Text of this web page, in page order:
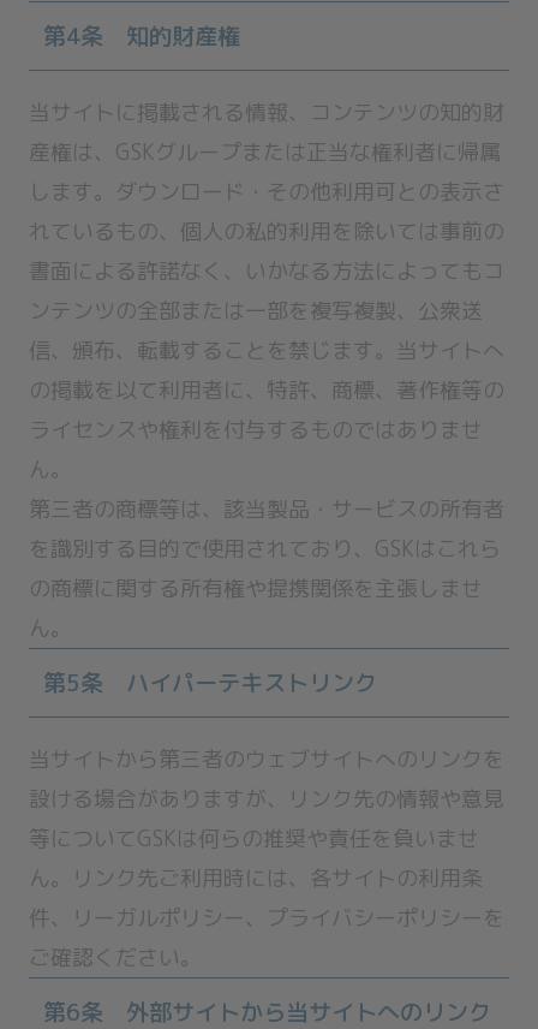
第4条 知的財産権
当サイトに掲載される情報、コンテンツの知的財
産権は、GSKグループまたは正当な権利者に帰属
します。ダウンロード・その他利用可との表示さ
れているもの、個人の私的利用を除いては事前の
書面による許諾なく、いかなる方法によってもコ
ンテンツの全部または一部を複写複製、公衆送
信、頒布、転載することを禁じます。当サイトへ
の掲載を以て利用者に、特許、商標、著作権等の
ライセンスや権利を付与するものではありませ
ん。
第三者の商標等は、該当製品・サービスの所有者
を識別する目的で使用されており、GSKはこれら
の商標に関する所有権や提携関係を主張しませ
ん。
第5条 ハイパーテキストリンク
当サイトから第三者のウェブサイトへのリンクを
設ける場合がありますが、リンク先の情報や意見
等についてGSKは何らの推奨や責任を負いませ
ん。リンク先ご利用時には、各サイトの利用条
件、リーガルポリシー、プライバシーポリシーを
ご確認ください。
第6条 外部サイトから当サイトへのリンク